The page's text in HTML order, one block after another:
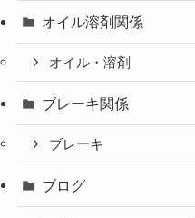
オイル溶剤関係
オイル・溶剤
ブレーキ関係
ブレーキ
ブログ